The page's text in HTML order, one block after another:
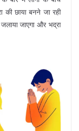
की छाया बनने जा रही
जाएगा और भद्रा